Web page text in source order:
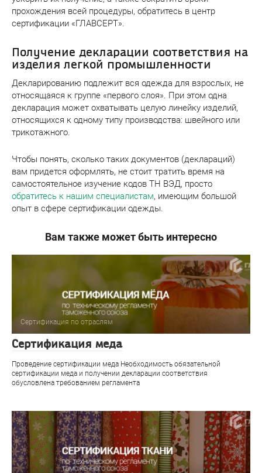
прохождения всей процедуры, обратитесь в центр
сертификации «ГЛАВСЕРТ».
Получение декларации соответствия на
изделия легкой промышленности
Декларированию подлежит вся одежда для взрослых, не
относящаяся к группе «первого слоя». При этом одна
декларация может охватывать целую линейку изделий,
относящихся к одному типу производства: швейного или
трикотажного.
Чтобы понять, сколько таких документов (деклараций)
вам придется оформлять, не стоит тратить время на
самостоятельное изучение кодов ТН ВЭД, просто
обратитесь к нашим специалистам, имеющим большой
опыт в сфере сертификации одежды.
Вам также может быть интересно
Сертификация по отраслям
Сертификация меда
Проведение сертификации меда Необходимость обязательной
сертификации меда и получении декларации соответствия
обусловлена требованием регламента